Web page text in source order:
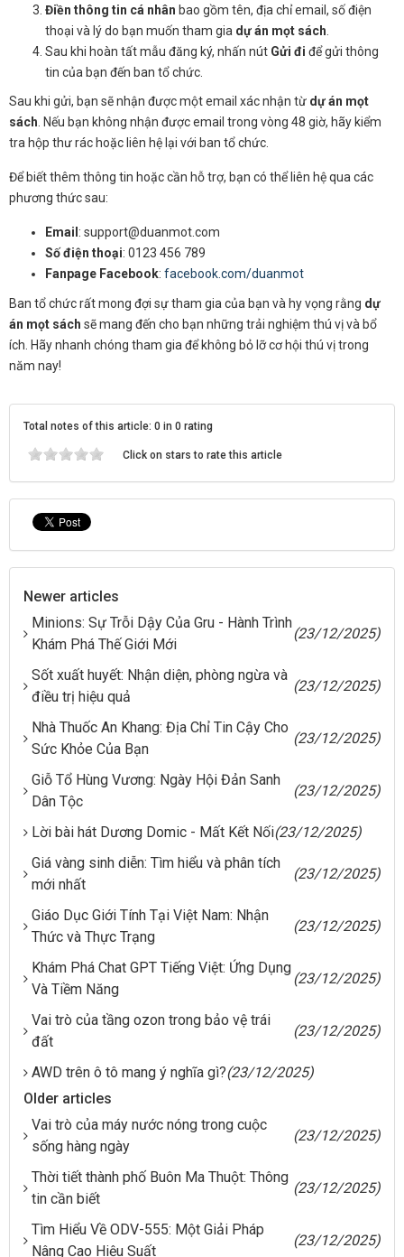
Điền thông tin cá nhân bao gồm tên, địa chỉ email, số điện
thoại và lý do bạn muốn tham gia dự án mọt sách
Sau khi hoàn tất mẫu đăng ký, nhấn nút Gửi đi để gửi thông
tin của bạn đến ban tổ chức.
Sau khi gửi, bạn sẽ nhận được một email xác nhận từ dự án mọt
sách . Nếu bạn không nhận được email trong vòng 48 giờ, hãy kiểm
tra hộp thư rác hoặc liên hệ lại với ban tổ chức.
Để biết thêm thông tin hoặc cần hỗ trợ, bạn có thể liên hệ qua các
phương thức sau:
Email : support@duanmot.com
Số điện thoại: 0123 456 789
Fanpage Facebook: facebook.com/duanmot
Ban tổ chức rất mong đợi sự tham gia của bạn và hy vọng rằng dự
án mọt sách sẽ mang đến cho bạn những trải nghiệm thú vị và bổ
ích. Hãy nhanh chóng tham gia để không bỏ lỡ cơ hội thú vị trong
năm nay!
Total notes of this article: 0 in 0 rating
Click on stars to rate this article
Newer articles
Minions: Sự Trỗi Dậy Của Gru - Hành Trình
Khám Phá Thế Giới Mới
(23/12/2025)
Sốt xuất huyết: Nhận diện, phòng ngừa và
điều trị hiệu quả
(23/12/2025)
Nhà Thuốc An Khang: Địa Chỉ Tin Cậy Cho
Sức Khỏe Của Bạn
(23/12/2025)
Giỗ Tổ Hùng Vương: Ngày Hội Đản Sanh
Dân Tộc
(23/12/2025)
Lời bài hát Dương Domic - Mất Kết Nối(23/12/2025)
Giá vàng sinh diễn: Tìm hiểu và phân tích
mới nhất
(23/12/2025)
Giáo Dục Giới Tính Tại Việt Nam: Nhận
Thức và Thực Trạng
(23/12/2025)
Khám Phá Chat GPT Tiếng Việt: Ứng Dụng
Và Tiềm Năng
(23/12/2025)
Vai trò của tầng ozon trong bảo vệ trái
đất
(23/12/2025)
AWD trên ô tô mang ý nghĩa gì?(23/12/2025)
Older articles
Vai trò của máy nước nóng trong cuộc
sống hàng ngày
(23/12/2025)
Thời tiết thành phố Buôn Ma Thuột: Thông
tin cần biết
(23/12/2025)
Tìm Hiểu Về ODV-555: Một Giải Pháp
Nâng Cao Hiệu Suất
(23/12/2025)